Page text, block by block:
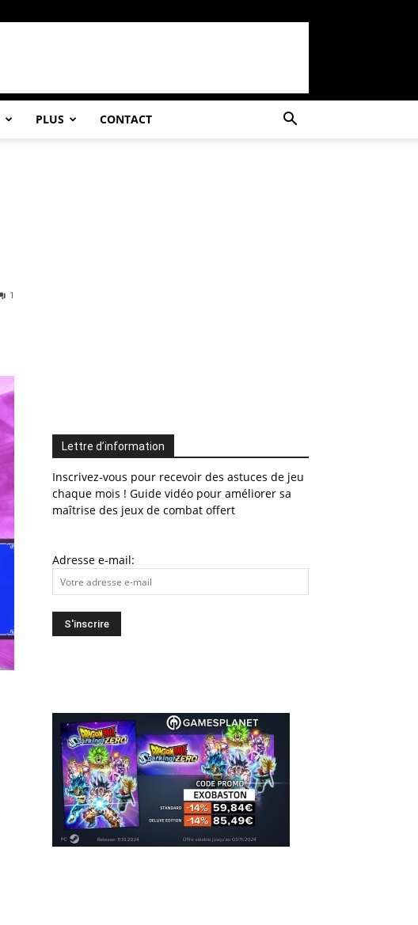
PLUS CONTACT
1
Lettre d’information
Inscrivez-vous pour recevoir des astuces de jeu
chaque mois ! Guide vidéo pour améliorer sa
maîtrise des jeux de combat offert
Adresse e-mail: